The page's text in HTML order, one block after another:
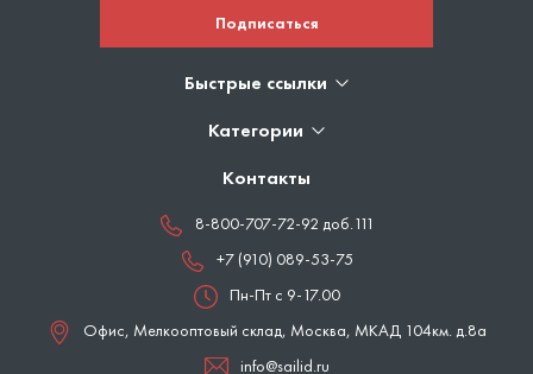
Подписаться
Быстрые ссылки
Категории
Контакты
8-800-707-72-92 доб.111
+7 (910) 089-53-75
Пн-Пт с 9-17.00
Офис, Мелкооптовый склад, Москва, МКАД 104км. д.8а
info@sailid.ru